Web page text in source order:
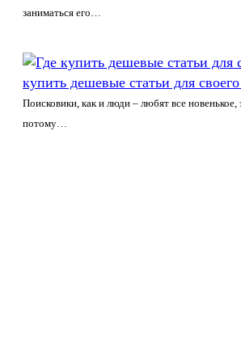
заниматься его…
купить дешевые статьи для
Поисковики, как и люди – любят все новенькое,
потому…